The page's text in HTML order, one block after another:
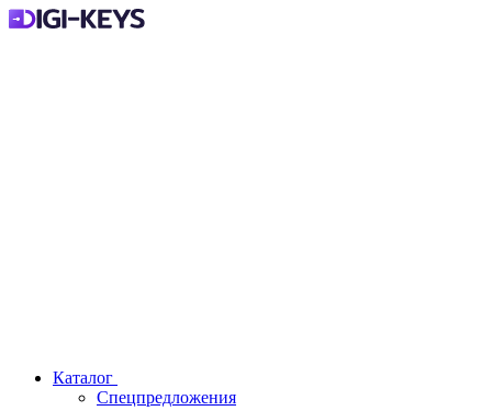
Каталог
Спецпредложения